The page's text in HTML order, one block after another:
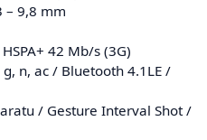
– 9,8 mm
42 Mb/s (3G)
g, n, ac / Bluetooth 4.1LE /
/ Gesture Interval Shot /